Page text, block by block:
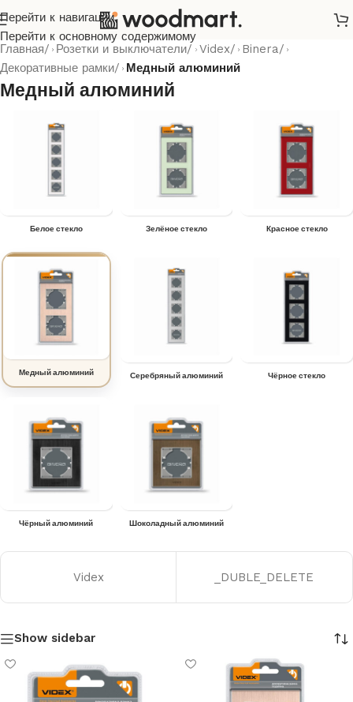
Перейти к навигации
Перейти к основному содержимому
Главная/ Розетки и выключатели/ Videx/ Binera/
Декоративные рамки/ Медный алюминий
Медный алюминий
Белое стекло Зелёное стекло Красное стекло
Медный алюминий Серебряный алюминий Чёрное стекло
Чёрный алюминий Шоколадный алюминий
Videx _DUBLE_DELETE
Show sidebar